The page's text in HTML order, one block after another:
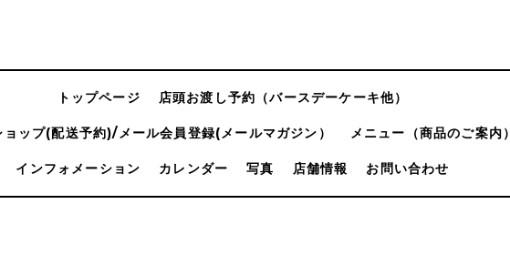
トップページ 店頭お渡し予約（バースデーケーキ他）
ョップ(配送予約)/メール会員登録(メールマガジン） メニュー（商品のご案内）
インフォメーション カレンダー 写真 店舗情報 お問い合わせ